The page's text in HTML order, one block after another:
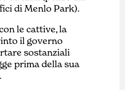
di Menlo Park).
le cattive, la
il governo
sostanziali
prima della sua